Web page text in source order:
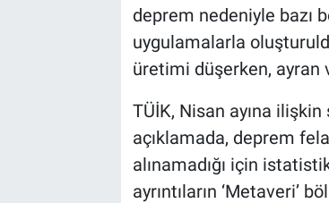
deprem nedeniyle bazı
uygulamalarla
üretimi düşerken, ayran
TÜİK, Nisan ayına
açıklamada, deprem
alınamadığı için
ayrıntıların ‘Metaveri’